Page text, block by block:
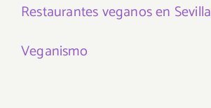
Restaurantes veganos en Sevilla
Veganismo